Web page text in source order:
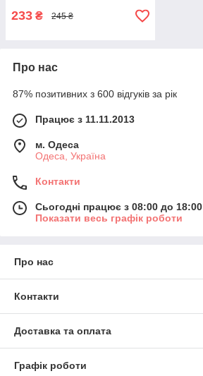
233 ₴ 245 ₴
Про нас
87% позитивних з 600 відгуків за рік
Працює з 11.11.2013
м. Одеса
Одеса, Україна
Контакти
Сьогодні працює з 08:00 до 18:00
Показати весь графік роботи
Про нас
Контакти
Доставка та оплата
Графік роботи